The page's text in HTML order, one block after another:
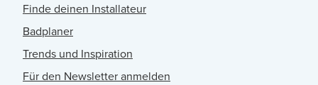
Finde deinen Installateur
Badplaner
Trends und Inspiration
Für den Newsletter anmelden